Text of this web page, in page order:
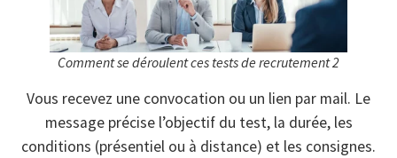
Comment se déroulent ces tests de recrutement 2
Vous recevez une convocation ou un lien par mail. Le
message précise l’objectif du test, la durée, les
conditions (présentiel ou à distance) et les consignes.